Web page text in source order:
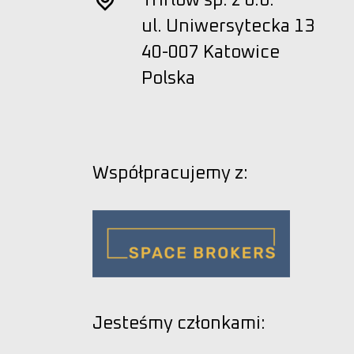
ul. Uniwersytecka 13
40-007 Katowice
Polska
Współpracujemy z:
Jesteśmy członkami: